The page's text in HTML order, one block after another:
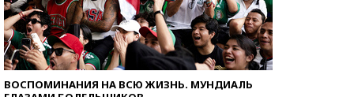
ВОСПОМИНАНИЯ НА ВСЮ ЖИЗНЬ. МУНДИАЛЬ